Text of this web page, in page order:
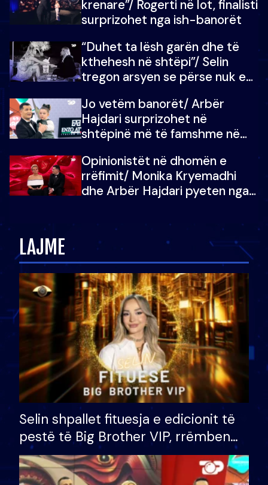
krenare”/ Rogerti në lot, finalisti
surprizohet nga ish-banorët
“Duhet ta lësh garën dhe të
kthehesh në shtëpi”/ Selin
tregon arsyen se përse nuk e
çoja luftën time deri në fund
Jo vetëm banorët/ Arbër
Hajdari surprizohet në
shtëpinë më të famshme në
vajzën e tij
Opinionistët në dhomën e
rrëfimit/ Monika Kryemadhi
dhe Arbër Hajdari pyeten nga
zëvendësonit njëri-tjetrin?
LAJME
Selin shpallet fituesja e edicionit të
pestë të Big Brother VIP, rrëmben
çmimin e madh prej 100 mijë eurosh